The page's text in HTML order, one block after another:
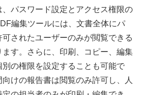
パスワード設定とアクセス権限の
編集ツールには、文書全体にパ
されたユーザーのみが閲覧できる
す。さらに、印刷、コピー、編集
の権限を設定することも可能で
けの報告書は閲覧のみ許可し、人